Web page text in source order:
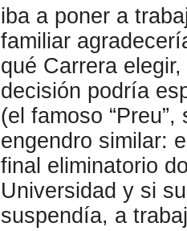
iba a poner a
familiar
qué Carrera
decisión podría
(el famoso
engendro similar:
final eliminatorio
Universidad y si
suspendía, a